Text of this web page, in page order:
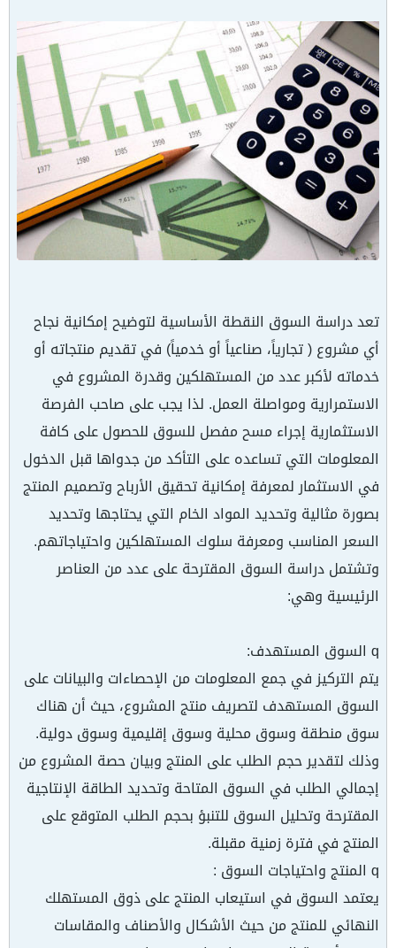
تعد دراسة السوق النقطة الأساسية لتوضيح إمكانية نجاح
أي مشروع ( تجارياً، صناعياً أو خدمياً) في تقديم منتجاته أو
خدماته لأكبر عدد من المستهلكين وقدرة المشروع في
الاستمرارية ومواصلة العمل. لذا يجب على صاحب الفرصة
الاستثمارية إجراء مسح مفصل للسوق للحصول على كافة
المعلومات التي تساعده على التأكد من جدواها قبل الدخول
في الاستثمار لمعرفة إمكانية تحقيق الأرباح وتصميم المنتج
بصورة مثالية وتحديد المواد الخام التي يحتاجها وتحديد
السعر المناسب ومعرفة سلوك المستهلكين واحتياجاتهم.
وتشتمل دراسة السوق المقترحة على عدد من العناصر
الرئيسية وهي:
q السوق المستهدف:
يتم التركيز في جمع المعلومات من الإحصاءات والبيانات على
السوق المستهدف لتصريف منتج المشروع، حيث أن هناك
سوق منطقة وسوق محلية وسوق إقليمية وسوق دولية.
وذلك لتقدير حجم الطلب على المنتج وبيان حصة المشروع من
إجمالي الطلب في السوق المتاحة وتحديد الطاقة الإنتاجية
المقترحة وتحليل السوق للتنبؤ بحجم الطلب المتوقع على
المنتج في فترة زمنية مقبلة.
q المنتج واحتياجات السوق :
يعتمد السوق في استيعاب المنتج على ذوق المستهلك
النهائي للمنتج من حيث الأشكال والأصناف والمقاسات